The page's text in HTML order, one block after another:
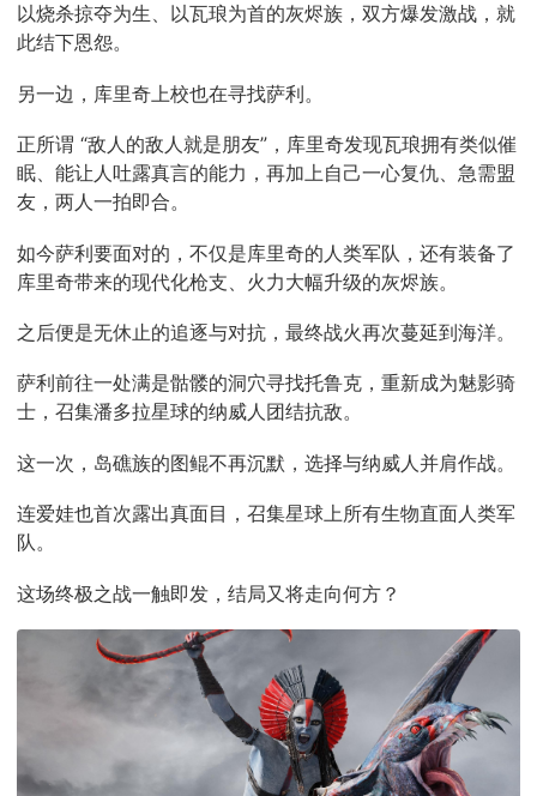
以烧杀掠夺为生、以瓦琅为首的灰烬族，双方爆发激战，就
此结下恩怨。
另一边，库里奇上校也在寻找萨利。
正所谓 “敌人的敌人就是朋友”，库里奇发现瓦琅拥有类似催
眠、能让人吐露真言的能力，再加上自己一心复仇、急需盟
友，两人一拍即合。
如今萨利要面对的，不仅是库里奇的人类军队，还有装备了
库里奇带来的现代化枪支、火力大幅升级的灰烬族。
之后便是无休止的追逐与对抗，最终战火再次蔓延到海洋。
萨利前往一处满是骷髅的洞穴寻找托鲁克，重新成为魅影骑
士，召集潘多拉星球的纳威人团结抗敌。
这一次，岛礁族的图鲲不再沉默，选择与纳威人并肩作战。
连爱娃也首次露出真面目，召集星球上所有生物直面人类军
队。
这场终极之战一触即发，结局又将走向何方？